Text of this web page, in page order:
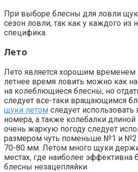
При выборе блесны для ловли
сезон ловли, так как у каждого из
специфика.
Лето
Лето является хорошим временем
летнее время ловить можно как
на колеблющиеся блесны, но
следует все-таки вращающимся
щуки летом следует
номера, а также колебалки
очень жаркую погоду следует
размером чуть поменьше №1 и №2
70-80 мм. Летом много щуки
местах, где наиболее эффективна
блесны незацепляйки.